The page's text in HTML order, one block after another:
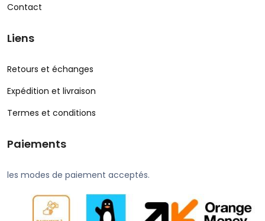
Contact
Liens
Retours et échanges
Expédition et livraison
Termes et conditions
Paiements
les modes de paiement acceptés.